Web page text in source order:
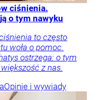
ciśnienia.
o tym nawyku
to często
woła o pomoc.
ostrzega: o tym
z nas.
Opinie i wywiady